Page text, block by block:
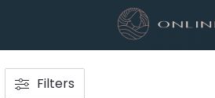
Filters